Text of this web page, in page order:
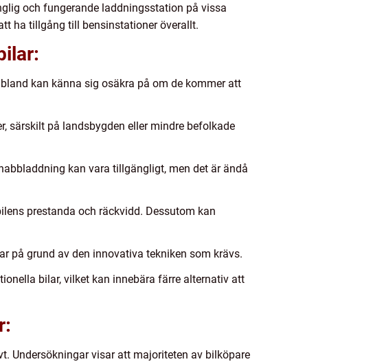
och fungerande laddningsstation på vissa
ha tillgång till bensinstationer överallt.
kan känna sig osäkra på om de kommer att
särskilt på landsbygden eller mindre befolkade
kan vara tillgängligt, men det är ändå
prestanda och räckvidd. Dessutom kan
på grund av den innovativa tekniken som krävs.
bilar, vilket kan innebära färre alternativ att
Undersökningar visar att majoriteten av bilköpare